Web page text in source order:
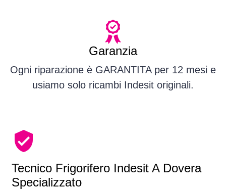
Garanzia
Ogni riparazione è GARANTITA per 12 mesi e
usiamo solo ricambi Indesit originali.
Tecnico Frigorifero Indesit A Dovera
Specializzato